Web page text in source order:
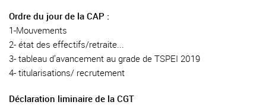
Ordre du jour de la CAP :
1-Mouvements
2- état des effectifs/retraite...
3- tableau d’avancement au grade de TSPEI 2019
4- titularisations/ recrutement
Déclaration liminaire de la CGT